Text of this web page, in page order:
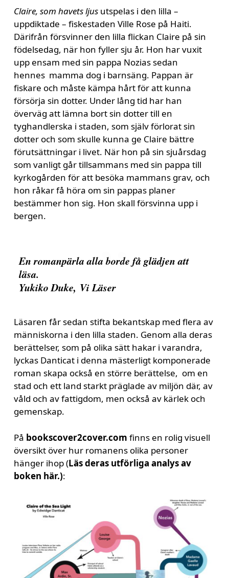
Claire, som havets ljus utspelas i den lilla –
uppdiktade – fiskestaden Ville Rose på Haiti.
Därifrån försvinner den lilla flickan Claire på sin
födelsedag, när hon fyller sju år. Hon har vuxit
upp ensam med sin pappa Nozias sedan
hennes mamma dog i barnsäng. Pappan är
fiskare och måste kämpa hårt för att kunna
försörja sin dotter. Under lång tid har han
överväg att lämna bort sin dotter till en
tyghandlerska i staden, som själv förlorat sin
dotter och som skulle kunna ge Claire bättre
förutsättningar i livet. När hon på sin sjuårsdag
som vanligt går tillsammans med sin pappa till
kyrkogården för att besöka mammans grav, och
hon råkar få höra om sin pappas planer
bestämmer hon sig. Hon skall försvinna upp i
bergen.
En romanpärla alla borde få glädjen att
läsa.
Yukiko Duke, Vi Läser
Läsaren får sedan stifta bekantskap med flera av
människorna i den lilla staden. Genom alla deras
berättelser, som på olika sätt hakar i varandra,
lyckas Danticat i denna mästerligt komponerade
roman skapa också en större berättelse, om en
stad och ett land starkt präglade av miljön där, av
våld och av fattigdom, men också av kärlek och
gemenskap.
På bookscover2cover.com finns en rolig visuell
översikt över hur romanens olika personer
hänger ihop (Läs deras utförliga analys av
boken här.):